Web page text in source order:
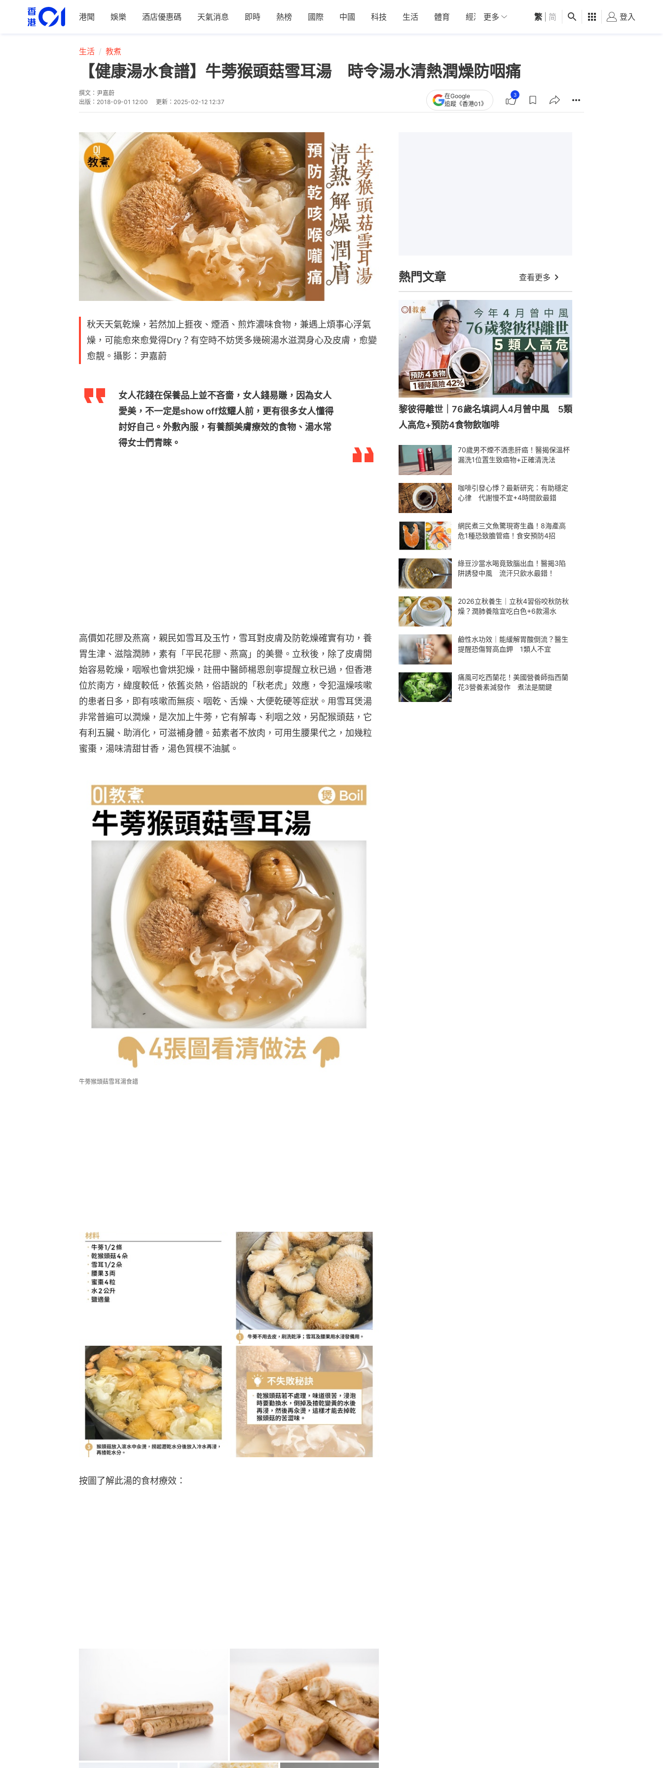
港聞 娛樂 酒店優惠碼 天氣消息 即時 熱榜 國際 中國 科技 生活 體育 經濟 01深圳 觀點 健康 好食玩飛
更多 繁 简 登入
生活 教煮
【健康湯水食譜】牛蒡猴頭菇雪耳湯 時令湯水清熱潤燥防咽痛
撰文： 尹嘉蔚
出版： 2018-09-01 12:00 更新： 2025-02-12 12:37
在Google
追蹤《香港01》
3
秋天天氣乾燥，若然加上捱夜、煙酒、煎炸濃味食物，兼遇上煩事心浮氣
燥，可能愈來愈覺得Dry？有空時不妨煲多幾碗湯水滋潤身心及皮膚，愈變
愈靚。攝影：尹嘉蔚
女人花錢在保養品上並不吝嗇，女人錢易賺，因為女人
愛美，不一定是show off炫耀人前，更有很多女人懂得
討好自己。外敷內服，有養顏美膚療效的食物、湯水常
得女士們青睞。
高價如花膠及燕窩，親民如雪耳及玉竹，雪耳對皮膚及防乾燥確實有功，養
胃生津、滋陰潤肺，素有「平民花膠、燕窩」的美譽。立秋後，除了皮膚開
始容易乾燥，咽喉也會烘犯燥，註冊中醫師楊恩劍寧提醒立秋已過，但香港
位於南方，緯度較低，依舊炎熱，俗語說的「秋老虎」效應，令犯溫燥咳嗽
的患者日多，即有咳嗽而無痰、咽乾、舌燥、大便乾硬等症狀。用雪耳煲湯
非常普遍可以潤燥，是次加上牛蒡，它有解毒、利咽之效，另配猴頭菇，它
有利五臟、助消化，可滋補身體。茹素者不放肉，可用生腰果代之，加幾粒
蜜棗，湯味清甜甘香，湯色質樸不油膩。
牛蒡猴頭菇雪耳湯食譜
按圖了解此湯的食材療效：
熱門文章 查看更多
黎彼得離世｜76歲名填詞人4月曾中風 5類
人高危+預防4食物飲咖啡
70歲男不煙不酒患肝癌！醫揭保溫杯
漏洗1位置生致癌物+正確清洗法
咖啡引發心悸？最新研究：有助穩定
心律 代謝慢不宜+4時間飲最錯
網民煮三文魚驚現寄生蟲！8海產高
危1種恐致膽管癌！食安預防4招
綠豆沙當水喝竟致腦出血！醫揭3陷
阱誘發中風 流汗只飲水最錯！
2026立秋養生｜立秋4習俗咬秋防秋
燥？潤肺養陰宜吃白色+6款湯水
鹼性水功效｜能緩解胃酸倒流？醫生
提醒恐傷腎高血鉀 1類人不宜
痛風可吃西蘭花！美國營養師指西蘭
花3營養素減發作 煮法是關鍵